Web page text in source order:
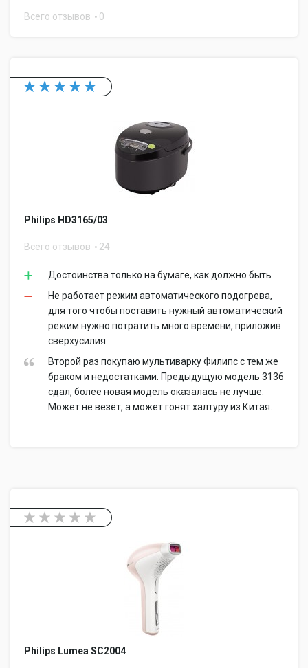
Всего отзывов 0
Philips HD3165/03
Всего отзывов 24
Достоинства только на бумаге, как должно быть
Не работает режим автоматического подогрева,
для того чтобы поставить нужный автоматический
режим нужно потратить много времени, приложив
сверхусилия.
Второй раз покупаю мультиварку Филипс с тем же
браком и недостатками. Предыдущую модель 3136
сдал, более новая модель оказалась не лучше.
Может не везёт, а может гонят халтуру из Китая.
Philips Lumea SC2004